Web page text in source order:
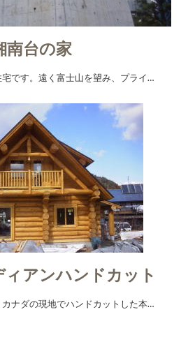
南台の家
です。遠く富士山を望み、プライ…
アンハンドカット
ナダの現地でハンドカットした本…